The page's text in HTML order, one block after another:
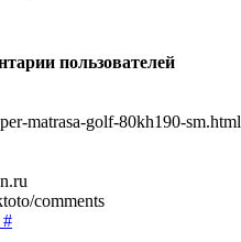
пользователей
matrasa-golf-80kh190-sm.html
comments